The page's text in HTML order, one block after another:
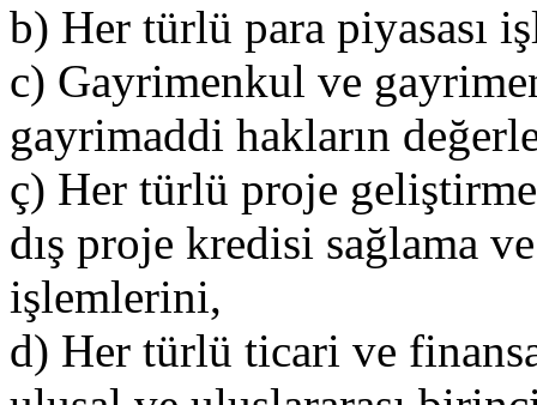
b) Her türlü para piyasası
c) Gayrimenkul ve
gayrimaddi hakların
ç) Her türlü proje
dış proje kredisi sağlama
işlemlerini,
d) Her türlü ticari ve